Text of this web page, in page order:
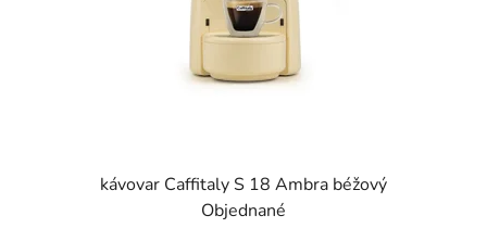
kávovar Caffitaly S 18 Ambra béžový
Objednané